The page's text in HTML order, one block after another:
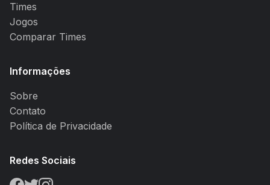
Times
Jogos
Comparar Times
Informações
Sobre
Contato
Política de Privacidade
Redes Sociais